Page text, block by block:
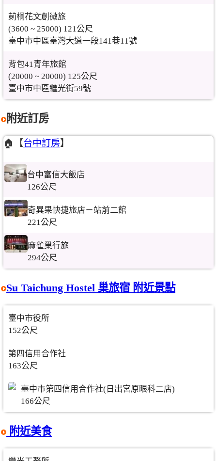
莿桐花文創微旅
(3600 ~ 25000) 121公尺
臺中市中區臺灣大道一段141巷11號
背包41青年旅館
(20000 ~ 20000) 125公尺
臺中市中區繼光街59號
附近訂房
🏠【台中訂房】
台中富信大飯店
126公尺
奇異果快捷旅店－站前二館
221公尺
麻雀巢行旅
294公尺
Su Taichung Hostel 巢旅宿 附近景點
臺中市役所
152公尺
第四信用合作社
163公尺
臺中市第四信用合作社(日出宮原眼科二店)
166公尺
附近美食